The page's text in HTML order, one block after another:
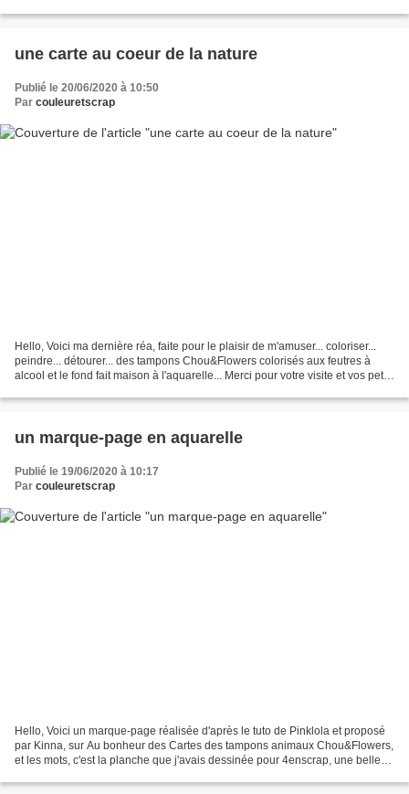
une carte au coeur de la nature
Publié le 20/06/2020 à 10:50
Par couleuretscrap
Hello, Voici ma dernière réa, faite pour le plaisir de m'amuser... coloriser...
peindre... détourer... des tampons Chou&Flowers colorisés aux feutres à
alcool et le fond fait maison à l'aquarelle... Merci pour votre visite et vos petits
un marque-page en aquarelle
Publié le 19/06/2020 à 10:17
Par couleuretscrap
Hello, Voici un marque-page réalisée d'après le tuto de Pinklola et proposé
par Kinna, sur Au bonheur des Cartes des tampons animaux Chou&Flowers,
et les mots, c'est la planche que j'avais dessinée pour 4enscrap, une belle